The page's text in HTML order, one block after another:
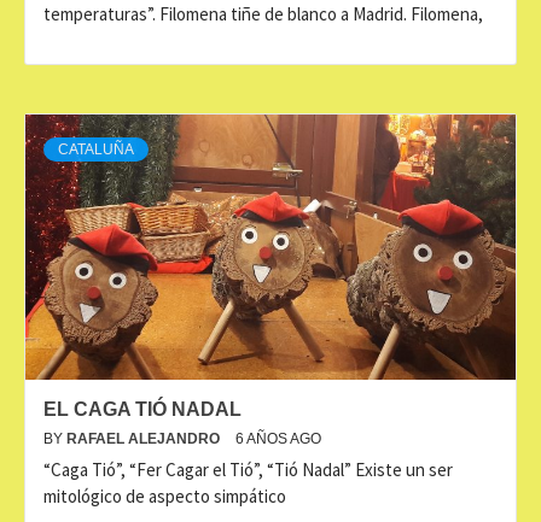
temperaturas”. Filomena tiñe de blanco a Madrid. Filomena,
CATALUÑA
EL CAGA TIÓ NADAL
BY RAFAEL ALEJANDRO 6 AÑOS AGO
“Caga Tió”, “Fer Cagar el Tió”, “Tió Nadal” Existe un ser
mitológico de aspecto simpático